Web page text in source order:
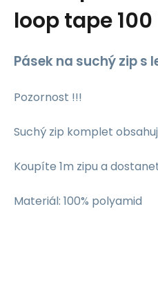
loop tape
Pásek na suchý zip s
Pozornost !!!
Suchý zip komplet
Koupíte 1m zipu a
Materiál: 100% polyamid